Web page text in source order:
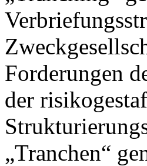
Forderungen
der
„Tranchen“